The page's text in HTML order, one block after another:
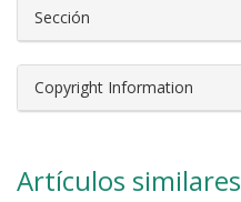
Sección
Copyright Information
Artículos similares